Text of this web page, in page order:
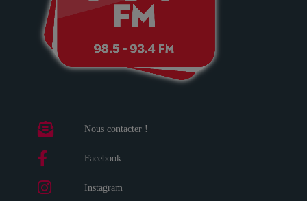
Nous contacter !
Facebook
Instagram